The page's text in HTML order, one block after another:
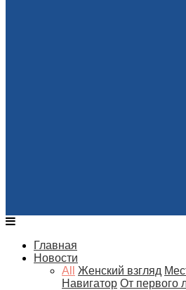
Главная
Новости
All
Женский взгляд
Навигатор От первого